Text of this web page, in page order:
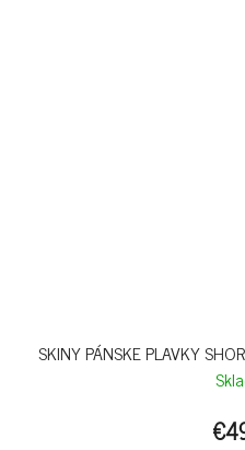
SKINY PÁNSKE PLAVKY